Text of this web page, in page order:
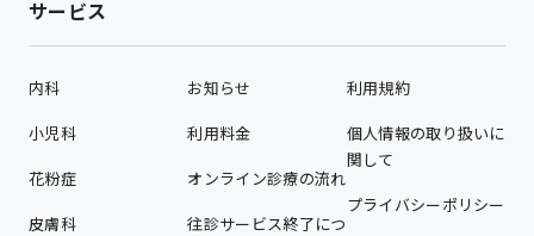
サービス
内科
小児科
花粉症
皮膚科
お知らせ
利用料金
オンライン診療の流れ
往診サービス終了につ
利用規約
個人情報の取り扱いに
関して
プライバシーポリシー